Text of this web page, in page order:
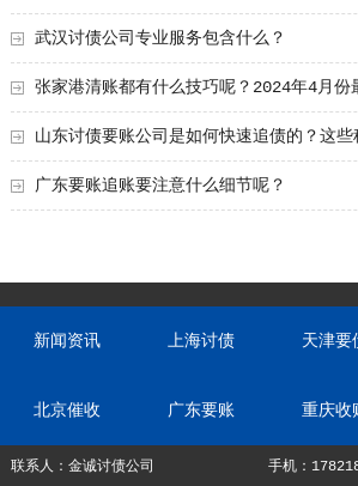
武汉讨债公司专业服务包含什么？
张家港清账都有什么技巧呢？2024年4月份
秘籍！
山东讨债要账公司是如何快速追债的？这些
收藏！深度揭秘实用方法
广东要账追账要注意什么细节呢？
新闻资讯 上海讨债 天津要
北京催收 广东要账 重庆收
联系人：金诚讨债公司 手机：